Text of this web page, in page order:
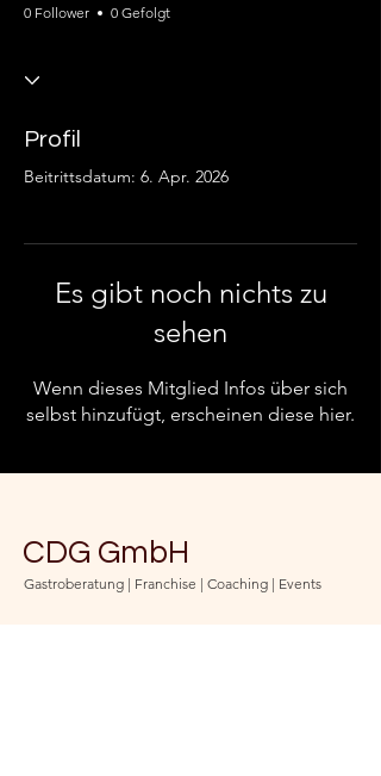
0 Follower 0 Gefolgt
Profil
Beitrittsdatum: 6. Apr. 2026
Es gibt noch nichts zu
sehen
Wenn dieses Mitglied Infos über sich
selbst hinzufügt, erscheinen diese hier.
CDG GmbH
Gastroberatung | Franchise | Coaching | Events